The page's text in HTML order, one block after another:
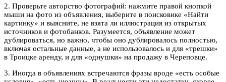
2. Проверьте авторство фотографий: нажмите правой кнопкой
мыши на фото из объявления, выберите в поисковике «Найти
картинку» и выясните, не взята ли иллюстрация из открытых
источников и фотобанков. Разумеется, объявление может
дублироваться, но важно, чтобы оно дублировалось полностью,
включая остальные данные, а не использовалось и для «трешки»
в Троицке аренду, и для «однушки» на продажу в Череповце.
3. Иногда в объявлениях встречаются фразы вроде «есть особые